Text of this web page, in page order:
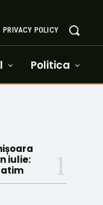
PRIVACY POLICY
Politica
iulie: